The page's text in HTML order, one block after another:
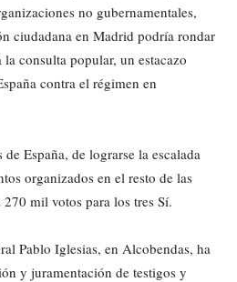
no gubernamentales,
ciudadana en Madrid podría rondar
consulta popular, un estacazo
contra el régimen en
España, de lograrse la escalada
organizados en el resto de las
mil votos para los tres Sí.
Pablo Iglesias, en Alcobendas, ha
y juramentación de testigos y